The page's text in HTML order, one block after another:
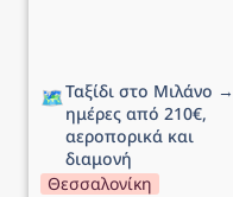
🗺️Ταξίδι στο Μιλάνο
ημέρες από 210€,
αεροπορικά και
διαμονή
Θεσσαλονίκη